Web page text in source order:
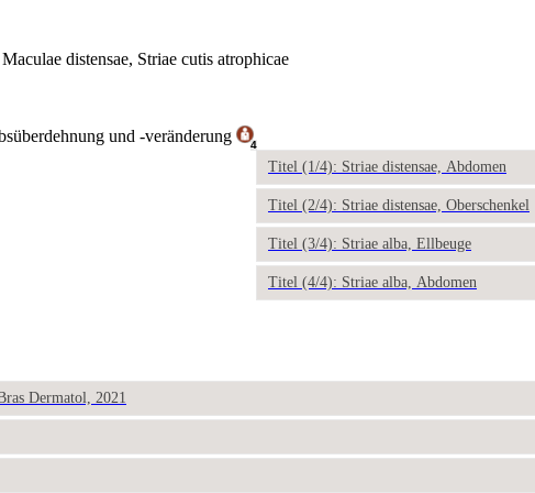
distensae, Striae cutis atrophicae
und -veränderung 4
Titel (1/4): Striae distensae, Abdomen
Titel (2/4): Striae distensae, Oberschenkel
Titel (3/4): Striae alba, Ellbeuge
Titel (4/4): Striae alba, Abdomen
Dermatol, 2021